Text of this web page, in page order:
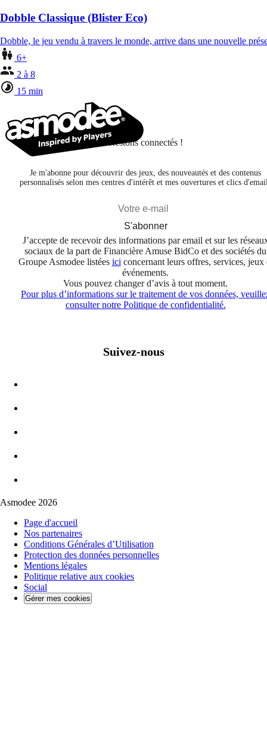
Dobble Classique (Blister Eco)
Dobble, le jeu vendu à travers le monde, arrive dans une nouvelle
6+
2 à 8
15 min
Restons connectés !
Je m'abonne pour découvrir des jeux, des nouveautés et des contenus
personnalisés selon mes centres d'intérêt et mes ouvertures et clics
S'abonner
J’accepte de recevoir des informations par email et sur les
sociaux de la part de Financière Amuse BidCo et des sociétés du
Groupe Asmodee listées ici concernant leurs offres, services, jeux
événements.
Vous pouvez changer d’avis à tout moment.
Pour plus d’informations sur le traitement de vos données,
consulter notre Politique de confidentialité.
Suivez-nous
Asmodee 2026
Page d'accueil
Nos partenaires
Conditions Générales d’Utilisation
Protection des données personnelles
Mentions légales
Politique relative aux cookies
Social
Gérer mes cookies